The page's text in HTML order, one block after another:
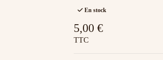
En stock
5,00 €
TTC